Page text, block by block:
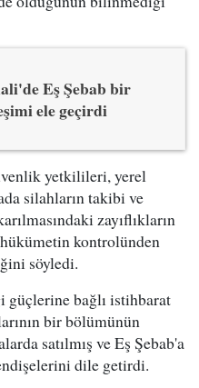
Eş Şebab bir
ele geçirdi
yetkilileri, yerel
silahların takibi ve
zayıflıkların
hükümetin kontrolünden
söyledi.
bağlı istihbarat
bir bölümünün
satılmış ve Eş Şebab'a
dile getirdi.